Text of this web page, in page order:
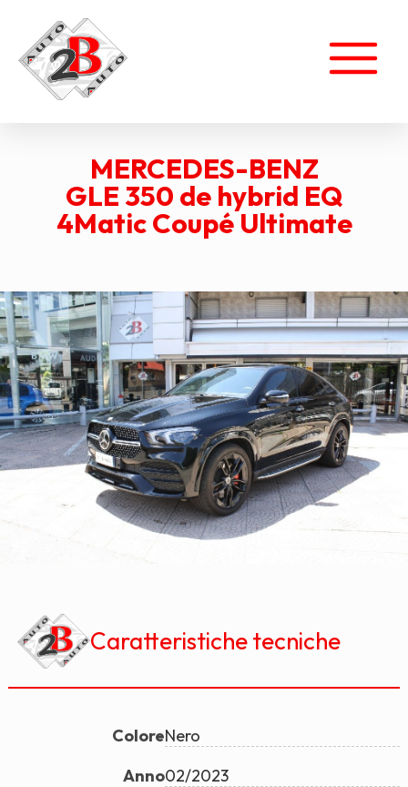
MERCEDES-BENZ
GLE 350 de hybrid EQ
4Matic Coupé Ultimate
Caratteristiche tecniche
ColoreNero
Anno02/2023